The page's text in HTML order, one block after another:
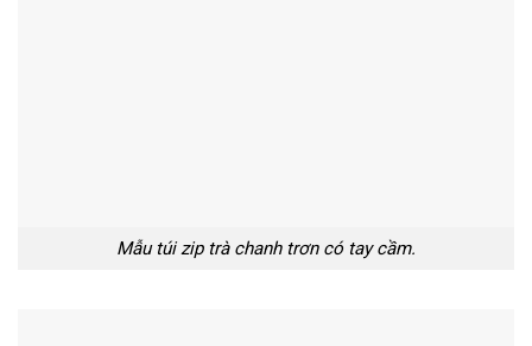
Mẫu túi zip trà chanh trơn có tay cầm.